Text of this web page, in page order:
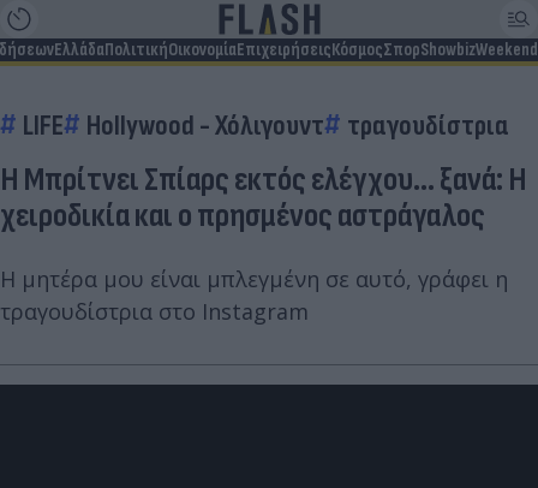
ΕλλάδαΠολιτικήΟικονομίαΕπιχειρήσειςΚόσμοςΣπορShowbizWeekend
LIFE Hollywood - Χόλιγουντ τραγουδίστρια
Η Μπρίτνει Σπίαρς εκτός ελέγχου... ξανά: Η
χειροδικία και ο πρησμένος αστράγαλος
Η μητέρα μου είναι μπλεγμένη σε αυτό, γράφει η
τραγουδίστρια στο Instagram